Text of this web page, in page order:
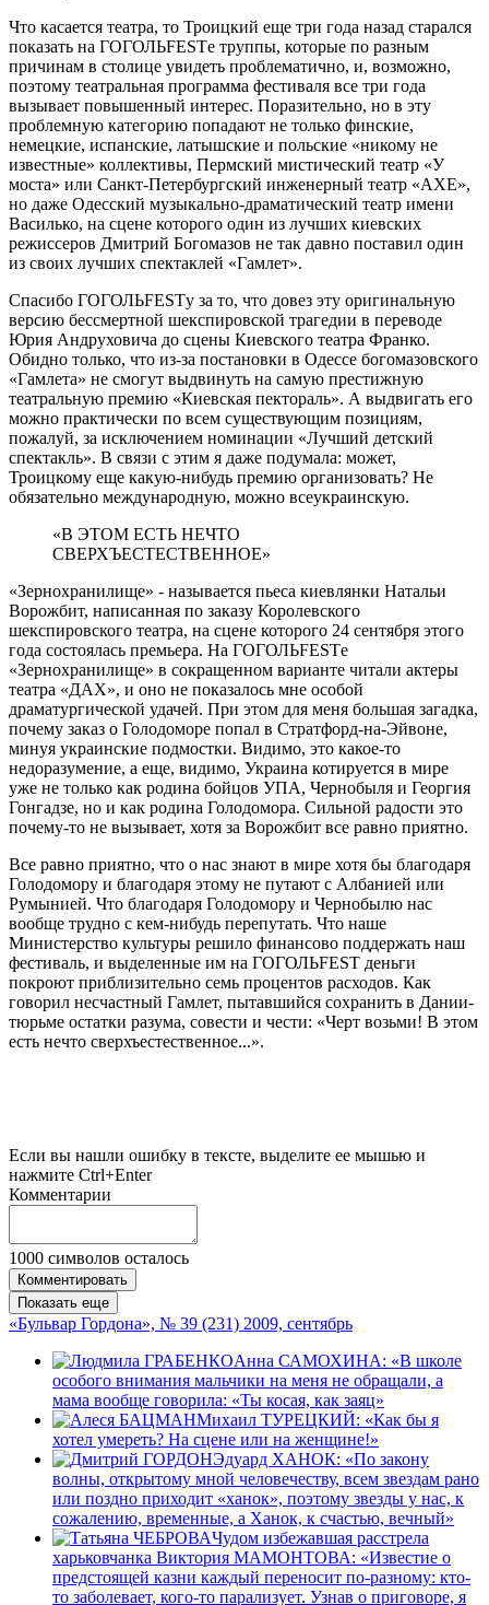
Что касается театра, то Троицкий еще три года назад старался
показать на ГОГОЛЬFESTе труппы, которые по разным
причинам в столице увидеть проблематично, и, возможно,
поэтому театральная программа фестиваля все три года
вызывает повышенный интерес. Поразительно, но в эту
проблемную категорию попадают не только финские,
немецкие, испанские, латышские и польские «никому не
известные» коллективы, Пермский мистический театр «У
моста» или Санкт-Петербургский инженерный театр «АХЕ»,
но даже Одесский музыкально-драматический театр имени
Василько, на сцене которого один из лучших киевских
режиссеров Дмитрий Богомазов не так давно поставил один
из своих лучших спектаклей «Гамлет».
Спасибо ГОГОЛЬFESTу за то, что довез эту оригинальную
версию бессмертной шекспировской трагедии в переводе
Юрия Андруховича до сцены Киевского театра Франко.
Обидно только, что из-за постановки в Одессе богомазовского
«Гамлета» не смогут выдвинуть на самую престижную
театральную премию «Киевская пектораль». А выдвигать его
можно практически по всем существующим позициям,
пожалуй, за исключением номинации «Лучший детский
спектакль». В связи с этим я даже подумала: может,
Троицкому еще какую-нибудь премию организовать? Не
обязательно международную, можно всеукраинскую.
«В ЭТОМ ЕСТЬ НЕЧТО
СВЕРХЪЕСТЕСТВЕННОЕ»
«Зернохранилище» - называется пьеса киевлянки Натальи
Ворожбит, написанная по заказу Королевского
шекспировского театра, на сцене которого 24 сентября этого
года состоялась премьера. На ГОГОЛЬFESTе
«Зернохранилище» в сокращенном варианте читали актеры
театра «ДАХ», и оно не показалось мне особой
драматургической удачей. При этом для меня большая загадка,
почему заказ о Голодоморе попал в Стратфорд-на-Эйвоне,
минуя украинские подмостки. Видимо, это какое-то
недоразумение, а еще, видимо, Украина котируется в мире
уже не только как родина бойцов УПА, Чернобыля и Георгия
Гонгадзе, но и как родина Голодомора. Сильной радости это
почему-то не вызывает, хотя за Ворожбит все равно приятно.
Все равно приятно, что о нас знают в мире хотя бы благодаря
Голодомору и благодаря этому не путают с Албанией или
Румынией. Что благодаря Голодомору и Чернобылю нас
вообще трудно с кем-нибудь перепутать. Что наше
Министерство культуры решило финансово поддержать наш
фестиваль, и выделенные им на ГОГОЛЬFEST деньги
покроют приблизительно семь процентов расходов. Как
говорил несчастный Гамлет, пытавшийся сохранить в Дании-
тюрьме остатки разума, совести и чести: «Черт возьми! В этом
есть нечто сверхъестественное...».
Если вы нашли ошибку в тексте, выделите ее мышью и
нажмите Ctrl+Enter
Комментарии
1000 символов осталось
Комментировать
Показать еще
«Бульвар Гордона», № 39 (231) 2009, сентябрь
Анна САМОХИНА: «В школе
особого внимания мальчики на меня не обращали, а
мама вообще говорила: «Ты косая, как заяц»
Михаил ТУРЕЦКИЙ: «Как бы я
хотел умереть? На сцене или на женщине!»
Эдуард ХАНОК: «По закону
волны, открытому мной человечеству, всем звездам рано
или поздно приходит «ханок», поэтому звезды у нас, к
сожалению, временные, а Ханок, к счастью, вечный»
Чудом избежавшая расстрела
харьковчанка Виктория МАМОНТОВА: «Известие о
предстоящей казни каждый переносит по-разному: кто-
то заболевает, кого-то парализует. Узнав о приговоре, я